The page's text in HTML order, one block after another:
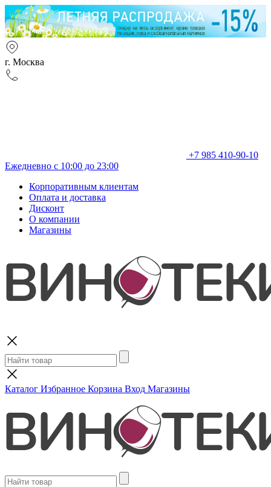
г. Москва
+7 985 410-90-10
Ежедневно с 10:00 до 23:00
Корпоративным клиентам
Оплата и доставка
Дисконт
О компании
Магазины
Каталог Избранное Корзина Вход Магазины